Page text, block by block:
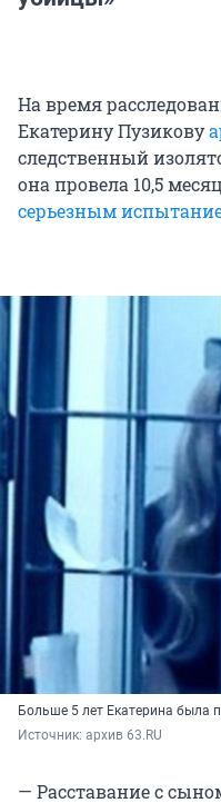
На время
Екатерину Пузикову
следственный
она провела 10,5
серьезным
Больше 5 лет Екатерина была
Источник: архив 63.RU
— Расставание с